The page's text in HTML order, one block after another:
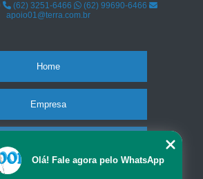
(62) 3251-6466
(62) 99690-6466
apoio01@terra.com.br
Home
Empresa
Olá! Fale agora pelo WhatsApp